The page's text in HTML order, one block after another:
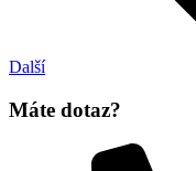
Další
Máte dotaz?